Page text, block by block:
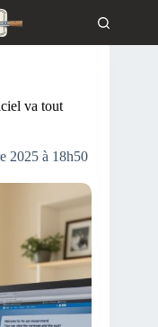
va tout
2025 à 18h50